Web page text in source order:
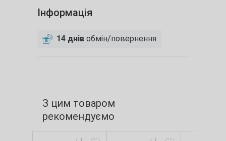
Інформація
14 днів обмін/повернення
З цим товаром
рекомендуємо